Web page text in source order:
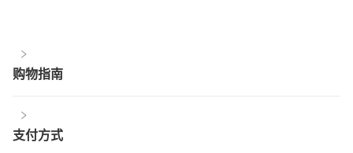
购物指南
支付方式